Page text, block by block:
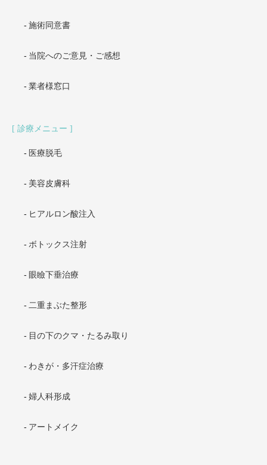
施術同意書
当院へのご意見・ご感想
業者様窓口
診療メニュー
医療脱毛
美容皮膚科
ヒアルロン酸注入
ボトックス注射
眼瞼下垂治療
二重まぶた整形
目の下のクマ・たるみ取り
わきが・多汗症治療
婦人科形成
アートメイク